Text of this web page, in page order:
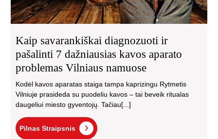
Kaip savarankiškai diagnozuoti ir
pašalinti 7 dažniausias kavos aparato
problemas Vilniaus namuose
Kodėl kavos aparatas staiga tampa kaprizingu Rytmetis
Vilniuje prasideda su puodeliu kavos – tai beveik ritualas
daugeliui miesto gyventojų. Tačiau[...]
Pilnas Straipsnis
Pilnas
Straipsnis